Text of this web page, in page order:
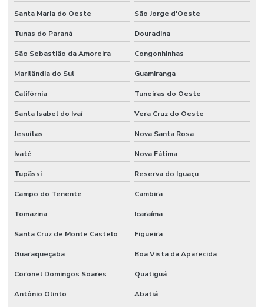
Santa Maria do Oeste São Jorge d'Oeste
Tunas do Paraná Douradina
São Sebastião da Amoreira Congonhinhas
Marilândia do Sul Guamiranga
Califórnia Tuneiras do Oeste
Santa Isabel do Ivaí Vera Cruz do Oeste
Jesuítas Nova Santa Rosa
Ivaté Nova Fátima
Tupãssi Reserva do Iguaçu
Campo do Tenente Cambira
Tomazina Icaraíma
Santa Cruz de Monte Castelo Figueira
Guaraqueçaba Boa Vista da Aparecida
Coronel Domingos Soares Quatiguá
Antônio Olinto Abatiá